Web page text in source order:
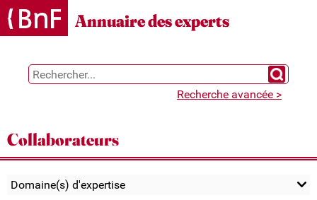
Gestion des cookies
Annuaire des experts
Chercher
Recherche avancée >
Collaborateurs
Domaine(s) d'expertise